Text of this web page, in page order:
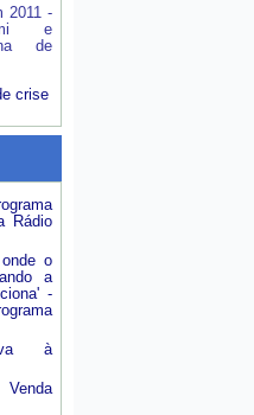
2011 -
e
de
crise
Rádio
o
a
-
à